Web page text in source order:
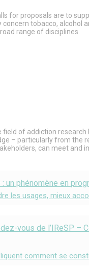
for proposals are to
tobacco, alcohol
range of disciplines.
field of addiction
– particularly from the
can meet and
un phénomène en
les usages, mieux
vous de l’IReSP –
comment se